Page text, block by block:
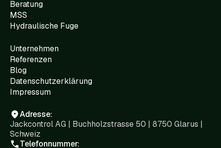
Beratung
MSS
Hydraulische Fuge
Unternehmen
Referenzen
Blog
Datenschutzerklärung
Impressum
Adresse:
Jackcontrol AG | Buchholzstrasse 50 | 8750 Glarus |
Schweiz
Telefonnummer: